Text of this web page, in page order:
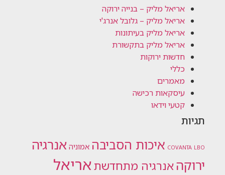
אריאל מליק – בנייה ירוקה
אריאל מליק – גלובל אנרג'י
אריאל מליק בעיתונות
אריאל מליק בתקשורת
חדשות ירוקות
כללי
מאמרים
עיסקאות רכישה
קטעי וידאו
תגיות
COVANTA LBO איכות הסביבה אמוניה אנרגיה
ירוקהאנרגיה מתחדשתאריאל